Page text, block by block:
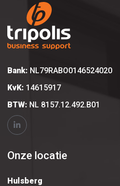
Bank: NL79RABO0146524020
KvK: 14615917
BTW: NL 8157.12.492.B01
Onze locatie
Hulsberg